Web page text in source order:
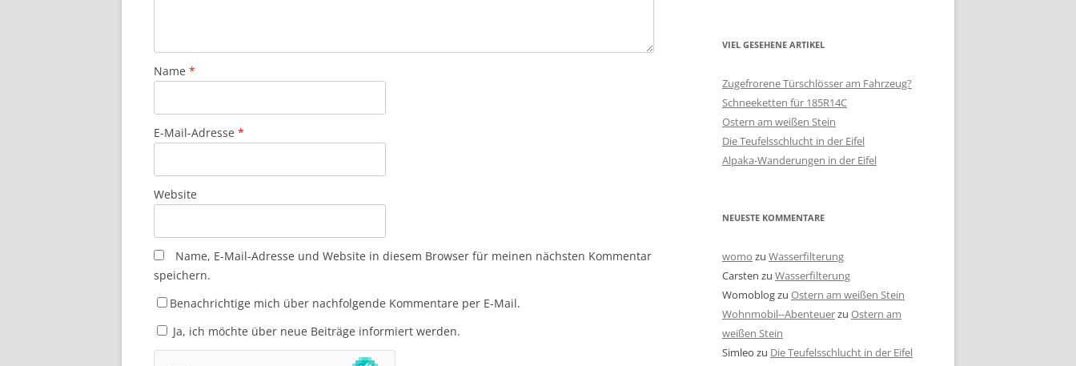
Name *
E-Mail-Adresse *
Website
Name, E-Mail-Adresse und Website in diesem Browser für meinen nächsten Kommentar
speichern.
Benachrichtige mich über nachfolgende Kommentare per E-Mail.
Ja, ich möchte über neue Beiträge informiert werden.
VIEL GESEHENE ARTIKEL
Zugefrorene Türschlösser am Fahrzeug?
Schneeketten für 185R14C
Ostern am weißen Stein
Die Teufelsschlucht in der Eifel
Alpaka-Wanderungen in der Eifel
NEUESTE KOMMENTARE
womo zu Wasserfilterung
Carsten zu Wasserfilterung
Womoblogzu Ostern am weißen Stein
Wohnmobil--Abenteuerzu Ostern am
weißen Stein
Simleo zu Die Teufelsschlucht in der Eifel